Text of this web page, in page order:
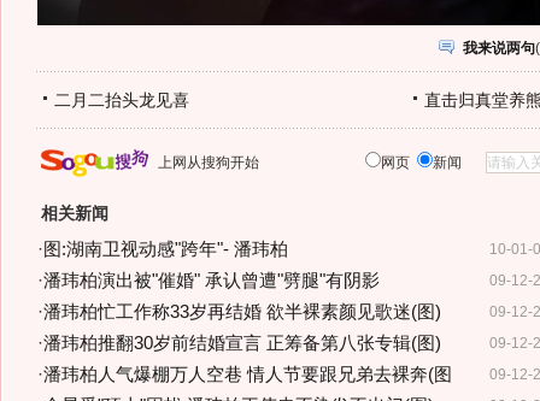
我来说两句(
二月二抬头龙见喜 直击归真堂养
上网从搜狗开始 网页 新闻
相关新闻
10-01-
· 图:湖南卫视动感"跨年"- 潘玮柏
09-12-
·潘玮柏演出被"催婚" 承认曾遭"劈腿"有阴影
09-12-
·潘玮柏忙工作称33岁再结婚 欲半裸素颜见歌迷(图)
09-12-
·潘玮柏推翻30岁前结婚宣言 正筹备第八张专辑(图)
09-12-
·潘玮柏人气爆棚万人空巷 情人节要跟兄弟去裸奔(图